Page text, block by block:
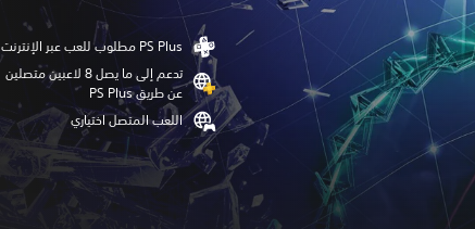
تدعم إلى ما يصل 8 لاعبين متصلين
عن طريق PS Plus‏
اللعب المتصل اختياري